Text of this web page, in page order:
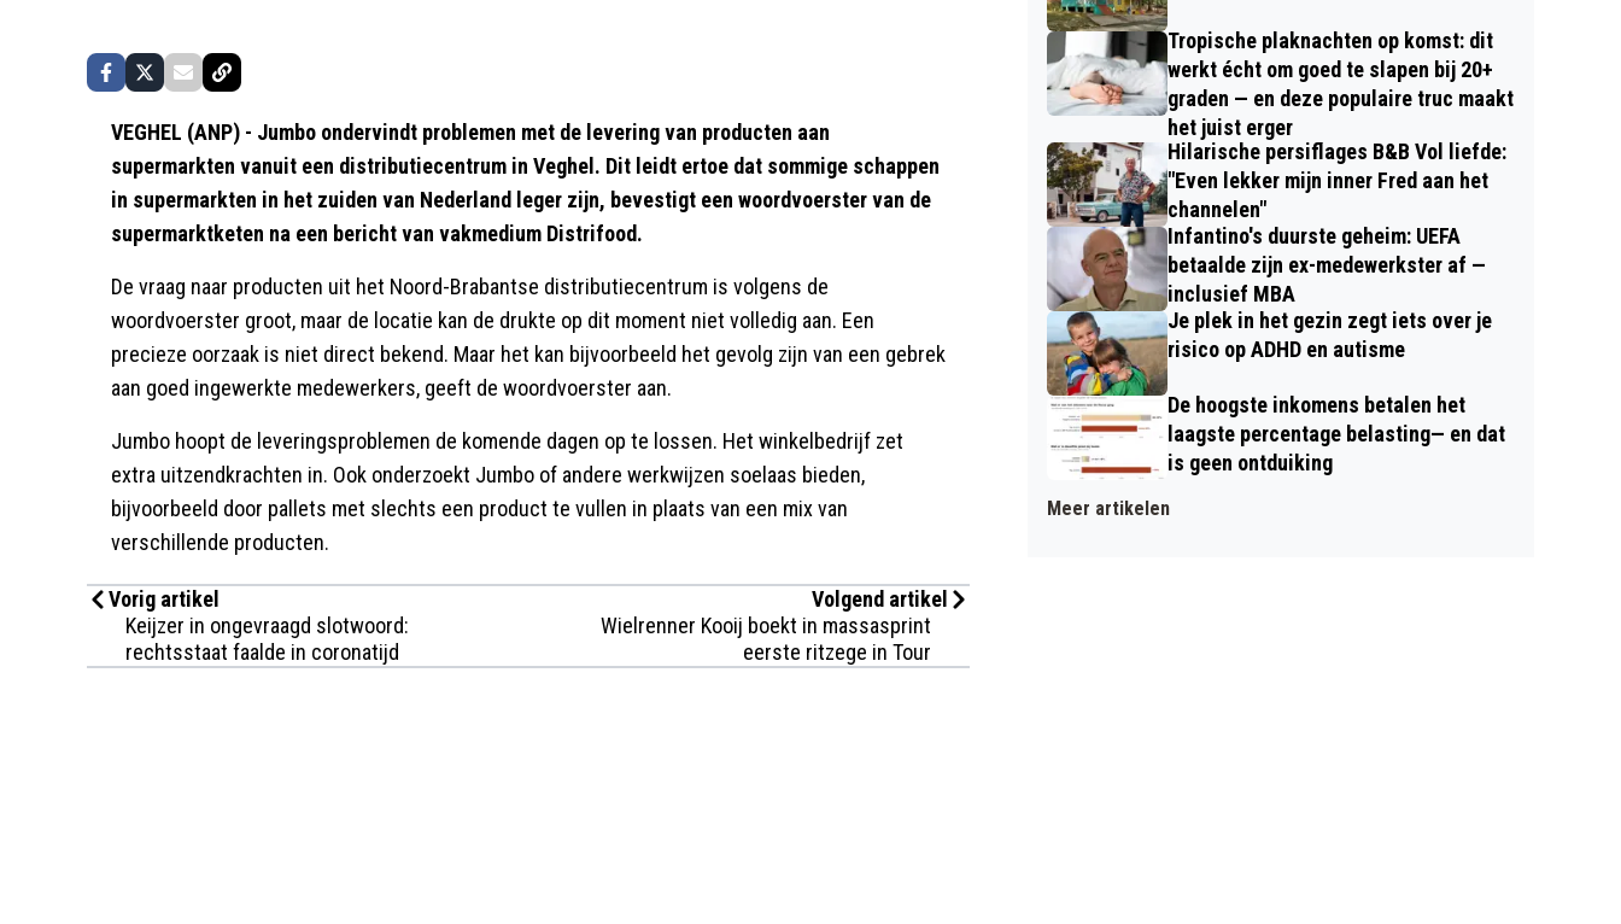
VEGHEL (ANP) - Jumbo ondervindt problemen met de levering van producten aan
supermarkten vanuit een distributiecentrum in Veghel. Dit leidt ertoe dat sommige schappen
in supermarkten in het zuiden van Nederland leger zijn, bevestigt een woordvoerster van de
supermarktketen na een bericht van vakmedium Distrifood.
De vraag naar producten uit het Noord-Brabantse distributiecentrum is volgens de
woordvoerster groot, maar de locatie kan de drukte op dit moment niet volledig aan. Een
precieze oorzaak is niet direct bekend. Maar het kan bijvoorbeeld het gevolg zijn van een gebrek
aan goed ingewerkte medewerkers, geeft de woordvoerster aan.
Jumbo hoopt de leveringsproblemen de komende dagen op te lossen. Het winkelbedrijf zet
extra uitzendkrachten in. Ook onderzoekt Jumbo of andere werkwijzen soelaas bieden,
bijvoorbeeld door pallets met slechts een product te vullen in plaats van een mix van
verschillende producten.
Vorig artikel
Keijzer in ongevraagd slotwoord:
rechtsstaat faalde in coronatijd
Volgend artikel
Wielrenner Kooij boekt in massasprint
eerste ritzege in Tour
Tropische plaknachten op komst: dit
werkt écht om goed te slapen bij 20+
graden — en deze populaire truc maakt
het juist erger
Hilarische persiflages B&B Vol liefde:
"Even lekker mijn inner Fred aan het
channelen"
Infantino's duurste geheim: UEFA
betaalde zijn ex-medewerkster af —
inclusief MBA
Je plek in het gezin zegt iets over je
risico op ADHD en autisme
De hoogste inkomens betalen het
laagste percentage belasting— en dat
is geen ontduiking
Meer artikelen